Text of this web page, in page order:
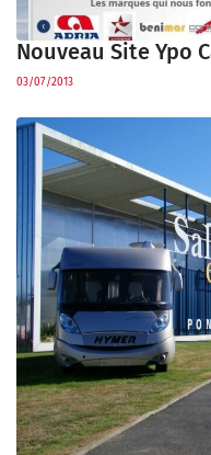
Nouveau Site Ypo
03/07/2013